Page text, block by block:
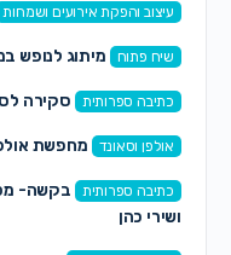
עיצוב והפקת אירועים ושמחות
שיח פתוח מיתוג לנופש
כתיבה ספרותית סקירה
אולפן וסאונד מחפשת
כתיבה ספרותית
בקשה-
ושירי כהן